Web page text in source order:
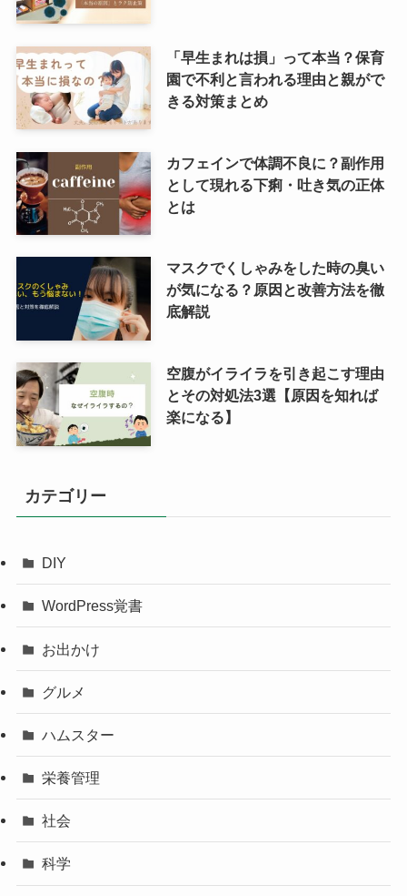
「早生まれは損」って本当？保育
園で不利と言われる理由と親がで
きる対策まとめ
カフェインで体調不良に？副作用
として現れる下痢・吐き気の正体
とは
マスクでくしゃみをした時の臭い
が気になる？原因と改善方法を徹
底解説
空腹がイライラを引き起こす理由
とその対処法3選【原因を知れば
楽になる】
カテゴリー
DIY
WordPress覚書
お出かけ
グルメ
ハムスター
栄養管理
社会
科学